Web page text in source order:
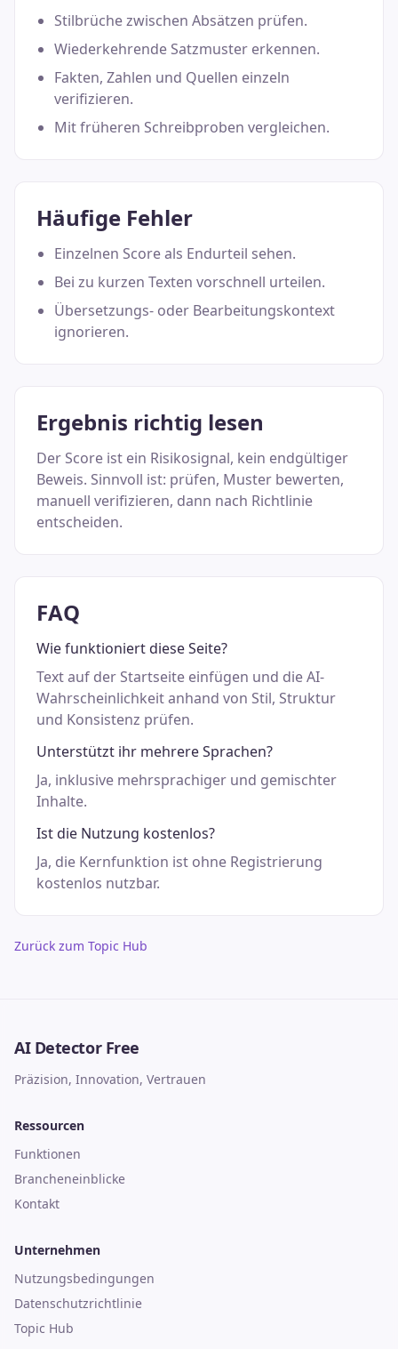
Stilbrüche zwischen Absätzen prüfen.
Wiederkehrende Satzmuster erkennen.
Fakten, Zahlen und Quellen einzeln
verifizieren.
Mit früheren Schreibproben vergleichen.
Häufige Fehler
Einzelnen Score als Endurteil sehen.
Bei zu kurzen Texten vorschnell urteilen.
Übersetzungs- oder Bearbeitungskontext
ignorieren.
Ergebnis richtig lesen
Der Score ist ein Risikosignal, kein endgültiger
Beweis. Sinnvoll ist: prüfen, Muster bewerten,
manuell verifizieren, dann nach Richtlinie
entscheiden.
FAQ
Wie funktioniert diese Seite?
Text auf der Startseite einfügen und die AI-
Wahrscheinlichkeit anhand von Stil, Struktur
und Konsistenz prüfen.
Unterstützt ihr mehrere Sprachen?
Ja, inklusive mehrsprachiger und gemischter
Inhalte.
Ist die Nutzung kostenlos?
Ja, die Kernfunktion ist ohne Registrierung
kostenlos nutzbar.
Zurück zum Topic Hub
AI Detector Free
Präzision, Innovation, Vertrauen
Ressourcen
Funktionen
Brancheneinblicke
Kontakt
Unternehmen
Nutzungsbedingungen
Datenschutzrichtlinie
Topic Hub